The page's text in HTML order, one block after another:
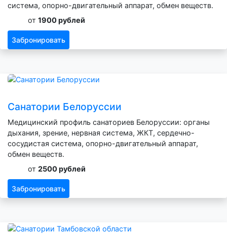
система, опорно-двигательный аппарат, обмен веществ.
от 1900 рублей
Забронировать
Санатории Белоруссии
Медицинский профиль санаториев Белоруссии: органы
дыхания, зрение, нервная система, ЖКТ, сердечно-
сосудистая система, опорно-двигательный аппарат,
обмен веществ.
от 2500 рублей
Забронировать